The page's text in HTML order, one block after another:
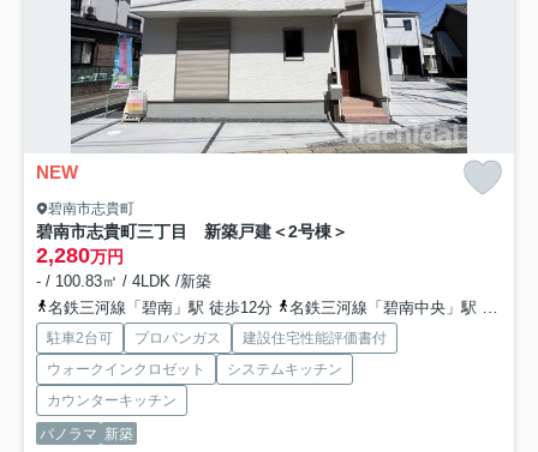
NEW
碧南市志貴町
碧南市志貴町三丁目 新築戸建＜2号棟＞
2,280万円
- / 100.83㎡ / 4LDK /新築
名鉄三河線「碧南」駅 徒歩12分
名鉄三河線「碧南中央」駅 徒歩27分
駐車2台可 プロパンガス
建設住宅性能評価書付
ウォークインクロゼット
システムキッチン
カウンターキッチン
パノラマ 新築